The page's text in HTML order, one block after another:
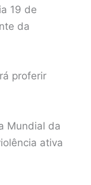
19 de
da
proferir
Mundial da
ativa